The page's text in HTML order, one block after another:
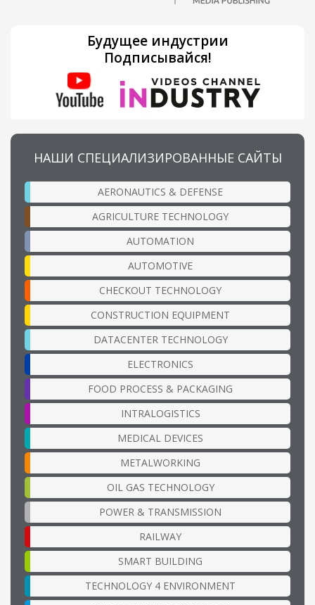
Будущее индустрии
Подписывайся!
НАШИ СПЕЦИАЛИЗИРОВАННЫЕ САЙТЫ
AERONAUTICS & DEFENSE
AGRICULTURE TECHNOLOGY
AUTOMATION
AUTOMOTIVE
CHECKOUT TECHNOLOGY
CONSTRUCTION EQUIPMENT
DATACENTER TECHNOLOGY
ELECTRONICS
FOOD PROCESS & PACKAGING
INTRALOGISTICS
MEDICAL DEVICES
METALWORKING
OIL GAS TECHNOLOGY
POWER & TRANSMISSION
RAILWAY
SMART BUILDING
TECHNOLOGY 4 ENVIRONMENT